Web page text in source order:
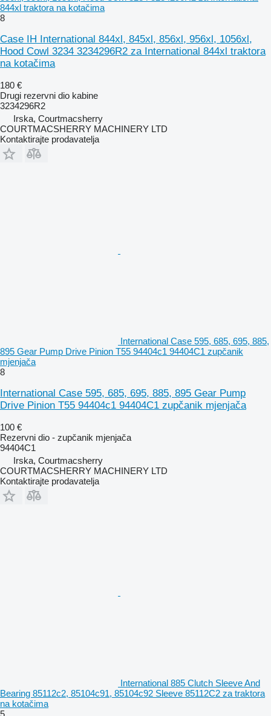
844xl traktora na kotačima
8
Case IH International 844xl, 845xl, 856xl, 956xl, 1056xl,
Hood Cowl 3234 3234296R2 za International 844xl traktora
na kotačima
180 €
Drugi rezervni dio kabine
3234296R2
Irska, Courtmacsherry
COURTMACSHERRY MACHINERY LTD
Kontaktirajte prodavatelja
International Case 595, 685, 695, 885,
895 Gear Pump Drive Pinion T55 94404c1 94404C1 zupčanik
mjenjača
8
International Case 595, 685, 695, 885, 895 Gear Pump
Drive Pinion T55 94404c1 94404C1 zupčanik mjenjača
100 €
Rezervni dio - zupčanik mjenjača
94404C1
Irska, Courtmacsherry
COURTMACSHERRY MACHINERY LTD
Kontaktirajte prodavatelja
International 885 Clutch Sleeve And
Bearing 85112c2, 85104c91, 85104c92 Sleeve 85112C2 za traktora
na kotačima
5